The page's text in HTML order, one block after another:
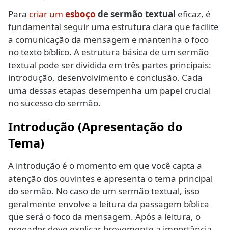
Para criar um esboço de sermão textual eficaz, é
fundamental seguir uma estrutura clara que facilite
a comunicação da mensagem e mantenha o foco
no texto bíblico. A estrutura básica de um sermão
textual pode ser dividida em três partes principais:
introdução, desenvolvimento e conclusão. Cada
uma dessas etapas desempenha um papel crucial
no sucesso do sermão.
Introdução (Apresentação do
Tema)
A introdução é o momento em que você capta a
atenção dos ouvintes e apresenta o tema principal
do sermão. No caso de um sermão textual, isso
geralmente envolve a leitura da passagem bíblica
que será o foco da mensagem. Após a leitura, o